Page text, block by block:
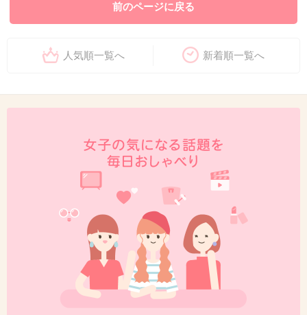
前のページに戻る
人気順一覧へ 新着順一覧へ